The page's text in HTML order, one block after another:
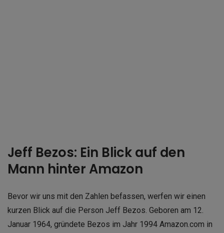
Jeff Bezos: Ein Blick auf den
Mann hinter Amazon
Bevor wir uns mit den Zahlen befassen, werfen wir einen
kurzen Blick auf die Person Jeff Bezos. Geboren am 12.
Januar 1964, gründete Bezos im Jahr 1994 Amazon.com in